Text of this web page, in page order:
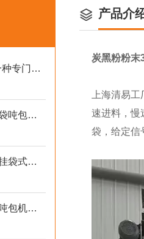
吨袋生物质颗粒定量吨包机一种专门用于吨袋设备
小麦玉米颗粒30-80kg定量扎袋吨包机操作简单
氢氧化钙粉粉末30-80kg定量挂袋式称重吨包机生产厂家
碳酸钙颗粒30-80kg自动定量吨包机厂家直供
产品介
炭黑粉粉末
上海清易
速进料，慢
袋，给定信